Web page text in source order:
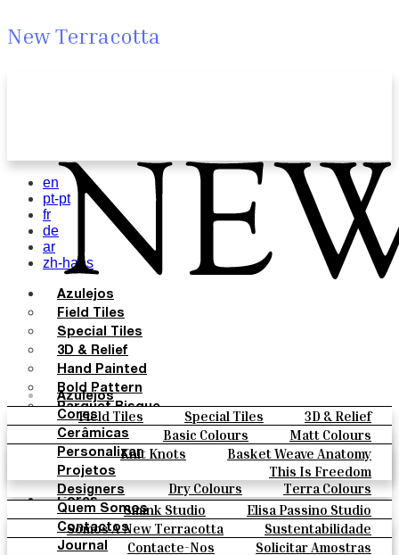
New Terracotta
Azulejos
Field Tiles Special Tiles
3D & Relief
Hand Painted
Bold Pattern
Parquet Bisque
Natural Cotto
Smink Studio
Elisa Passino
Paulo Vale
Cores
Basic Colours
Matt Colours
Oxide Explosions
Special Firing
Vintage Metallics
Gold & Platinum
Blends
Dry Colours
Terra Colours
Cerâmicas
Knit Knots
Basket Weave Anatomy
This Is Freedom
Personalizar
Projetos
Designers
Smink Studio
Elisa Passino Studio
Paulo Vale
Quem Somos
Somos A New Terracotta
Sustentabilidade
O Estúdio
Contactos
Contacte-Nos
Solicitar Amostras
Journal
en
pt-pt
fr
de
ar
zh-hans
Azulejos
Field Tiles
Special Tiles
3D & Relief
Hand Painted
Bold Pattern
Parquet Bisque
Natural Cotto
Smink Studio
Elisa Passino
Paulo Vale
Cores
Basic Colours
Matt Colours